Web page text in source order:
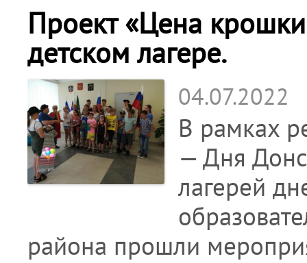
Проект «Цена
детском лагере.
04.07.2022
В рамках
— Дня
лагерей
района прошли